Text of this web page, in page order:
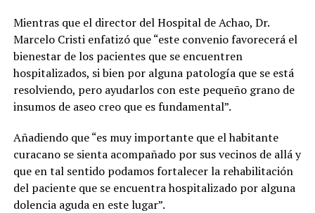
Mientras que el director del Hospital de Achao, Dr.
Marcelo Cristi enfatizó que “este convenio favorecerá el
bienestar de los pacientes que se encuentren
hospitalizados, si bien por alguna patología que se está
resolviendo, pero ayudarlos con este pequeño grano de
insumos de aseo creo que es fundamental”.
Añadiendo que “es muy importante que el habitante
curacano se sienta acompañado por sus vecinos de allá y
que en tal sentido podamos fortalecer la rehabilitación
del paciente que se encuentra hospitalizado por alguna
dolencia aguda en este lugar”.